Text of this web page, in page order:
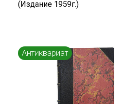
(Издание 1959г.)
Антиквариат